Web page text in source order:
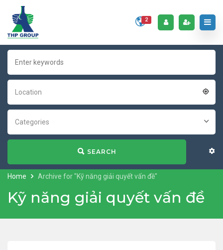
2
Location
Categories
SEARCH
Home Archive for "Kỹ năng giải quyết vấn đề"
Kỹ năng giải quyết vấn đề